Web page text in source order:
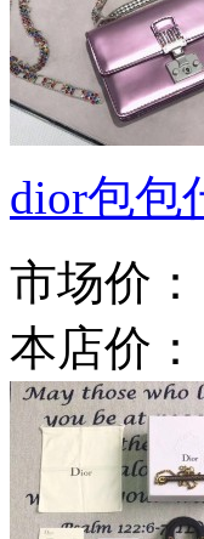
dior包包
市场价：
本店价：